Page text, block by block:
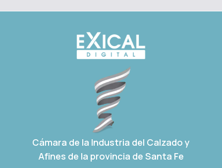
Cámara de la Industria del Calzado y
Afines de la provincia de Santa Fe